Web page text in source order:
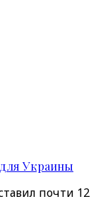
Украины
почти 12